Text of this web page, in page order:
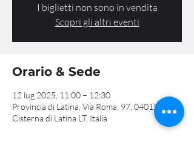
I biglietti non sono in vendita
Scopri gli altri eventi
Orario & Sede
12 lug 2025, 11:00 – 12:30
Provincia di Latina, Via Roma, 97, 04012
Cisterna di Latina LT, Italia